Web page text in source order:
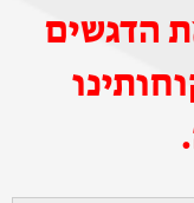
הדגשים